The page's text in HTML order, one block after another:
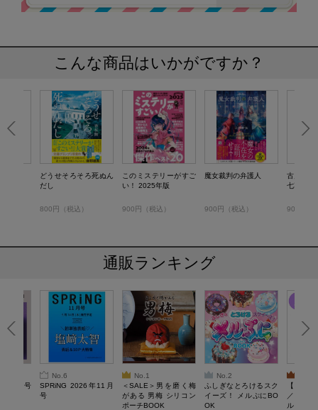
こんな商品はいかがですか？
どうせそろそろ死ぬん
だし
800円（税込）
このミステリーがすご
い！ 2025年版
900円（税込）
魔女裁判の弁護人
900円（税込）
古川くん
七草寮青
900円（
通販ランキング
10月号
No.6
SPRiNG 2026年11月
号
No.1
＜SALE＞男を磨く梅
がある 男梅 シリコン
ポーチBOOK
No.2
ふしぎなとろけるスク
イーズ！ メルぷにBO
OK
【
／Lサ
ル）【